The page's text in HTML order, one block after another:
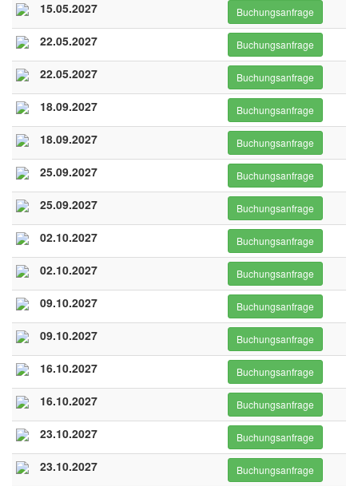
15.05.2027 Buchungsanfrage
22.05.2027 Buchungsanfrage
22.05.2027 Buchungsanfrage
18.09.2027 Buchungsanfrage
18.09.2027 Buchungsanfrage
25.09.2027 Buchungsanfrage
25.09.2027 Buchungsanfrage
02.10.2027 Buchungsanfrage
02.10.2027 Buchungsanfrage
09.10.2027 Buchungsanfrage
09.10.2027 Buchungsanfrage
16.10.2027 Buchungsanfrage
16.10.2027 Buchungsanfrage
23.10.2027 Buchungsanfrage
23.10.2027 Buchungsanfrage